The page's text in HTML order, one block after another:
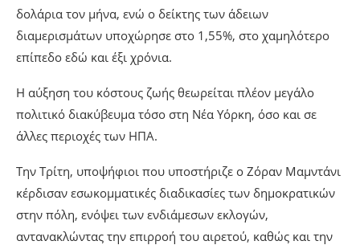
δολάρια τον μήνα, ενώ ο δείκτης των άδειων
διαμερισμάτων υποχώρησε στο 1,55%, στο χαμηλότερο
επίπεδο εδώ και έξι χρόνια.
Η αύξηση του κόστους ζωής θεωρείται πλέον μεγάλο
πολιτικό διακύβευμα τόσο στη Νέα Υόρκη, όσο και σε
άλλες περιοχές των ΗΠΑ.
Την Τρίτη, υποψήφιοι που υποστήριζε ο Ζόραν Μαμντάνι
κέρδισαν εσωκομματικές διαδικασίες των δημοκρατικών
στην πόλη, ενόψει των ενδιάμεσων εκλογών,
αντανακλώντας την επιρροή του αιρετού, καθώς και την